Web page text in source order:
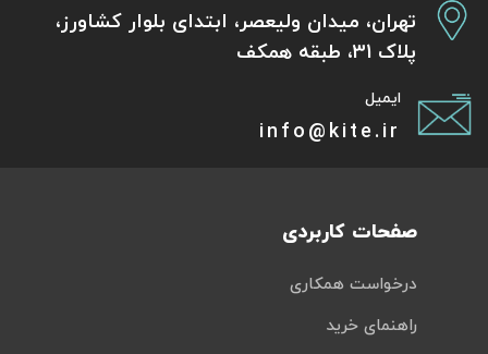
تهران، میدان ولیعصر، ابتدای بلوار کشاورز،
پلاک 31، طبقه همکف
ایمیل
info@kite.ir
صفحات کاربردی
درخواست همکاری
راهنمای خرید